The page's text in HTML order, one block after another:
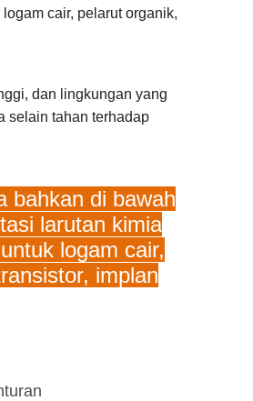
cair, pelarut organik,
dan lingkungan yang
selain tahan terhadap
bahkan di bawah
larutan kimia
logam cair,
implan